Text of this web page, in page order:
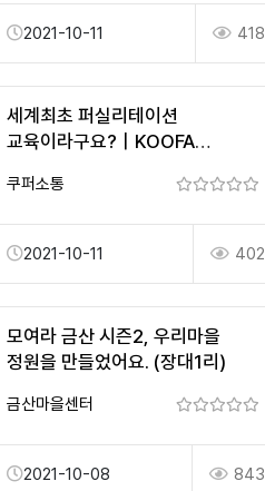
2021-10-11 418
세계최초 퍼실리테이션
교육이라구요?｜KOOFA
쿠퍼소통
2021-10-11 402
모여라 금산 시즌2, 우리마을
정원을 만들었어요. (장대1리)
금산마을센터
2021-10-08 843